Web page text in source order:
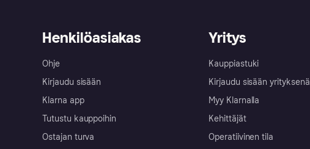
Henkilöasiakas
Ohje
Kirjaudu sisään
Klarna app
Tutustu kauppoihin
Ostajan turva
Yritys
Kauppiastuki
Kirjaudu sisään yrityksenä
Myy Klarnalla
Kehittäjät
Operatiivinen tila